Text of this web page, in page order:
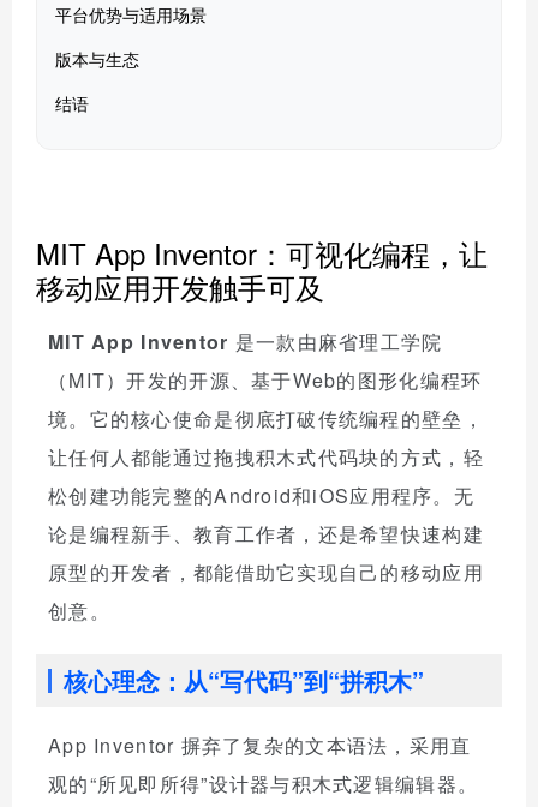
平台优势与适用场景
版本与生态
结语
MIT App Inventor：可视化编程，让
移动应用开发触手可及
MIT App Inventor 是一款由麻省理工学院
（MIT）开发的开源、基于Web的图形化编程环
境。它的核心使命是彻底打破传统编程的壁垒，
让任何人都能通过拖拽积木式代码块的方式，轻
松创建功能完整的Android和iOS应用程序。无
论是编程新手、教育工作者，还是希望快速构建
原型的开发者，都能借助它实现自己的移动应用
创意。
核心理念：从“写代码”到“拼积木”
App Inventor 摒弃了复杂的文本语法，采用直
观的“所见即所得”设计器与积木式逻辑编辑器。